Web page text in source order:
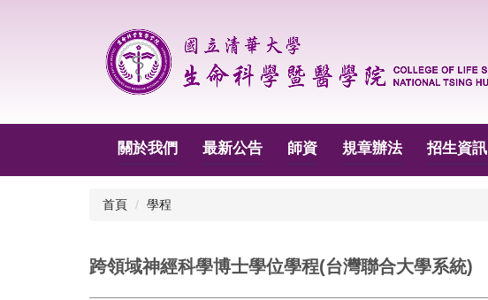
區
關於我們 最新公告 師資 規章辦法 招生資訊
首頁 學程
跨領域神經科學博士學位學程(台灣聯合大學系統)